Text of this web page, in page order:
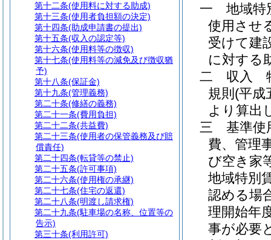
一
地域
使用させ
受けて建
に対する
二
収入
規則 (平成
より算出
三
基準
費、管理
び空き家
地域特別
認める場
理開始年
事が必要
第十二条(使用料に対する助成)
第十三条(使用者負担額の決定)
第十四条(助成申請書の提出)
第十五条(収入の認定等)
第十六条(使用料等の徴収)
第十七条(使用料等の減免及び徴収猶
予)
第十八条(保証金)
第十九条(管理義務)
第二十条(修繕の義務)
第二十一条(費用負担)
第二十二条(共益費)
第二十三条(使用者の保管義務及び賠
償責任)
第二十四条(転貸等の禁止)
第二十五条(許可事項)
第二十六条(使用権の承継)
第二十七条(住宅の返還)
第二十八条(明渡し請求権)
第二十九条(駐車場の名称、位置等の
告示)
第三十条(利用許可)